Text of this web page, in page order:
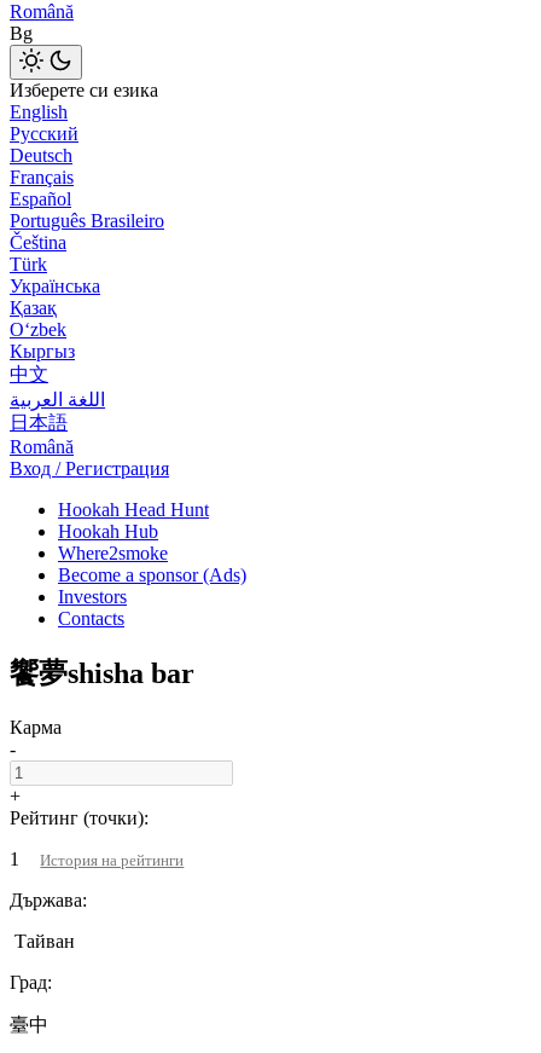
Română
Bg
Изберете си езика
English
Русский
Deutsch
Français
Español
Português Brasileiro
Čeština
Türk
Українська
Қазақ
Оʻzbek
Кыргыз
中文
اللغة العربية
日本語
Română
Вход / Регистрация
Hookah Head Hunt
Hookah Hub
Where2smoke
Become a sponsor (Ads)
Investors
Contacts
饗夢shisha bar
Карма
-
+
Рейтинг (точки):
1
История на рейтинги
Държава:
Тайван
Град:
臺中